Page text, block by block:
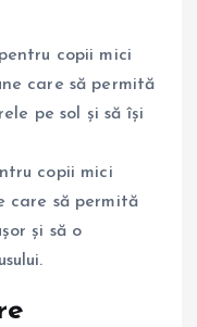
copii mici
care să permită
pe sol și să își
copii mici
care să permită
și să o